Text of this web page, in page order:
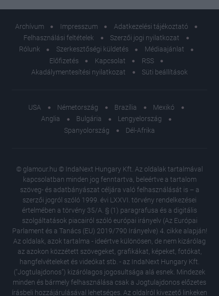
Archívum Impresszum
Adatkezelési tájékoztató
Felhasználási feltételek
Szerzői jogi nyilatkozat
Rólunk
Szerkesztőségi küldetés
Médiaajánlat
Előfizetés
Kapcsolat
RSS
Akadálymentesítési nyilatkozat
Süti beállítások
USA Németország Brazília
Mexikó
Anglia
Bulgária
Lengyelország
Spanyolország
Dél-Afrika
© glamour.hu © IndaNext Hungary Kft. Az oldalak tartalmával
kapcsolatban minden jog fenntartva, beleértve a tartalom
szöveg- és adatbányászat céljára való felhasználását is – a
szerzői jogról szóló 1999. évi LXXVI. törvény rendelkezései
értelmében a törvény 35/A. § (1) paragrafusa és a digitális
szolgáltatások piacairól szóló európai irányelv (Az Európai
Parlament és a Tanács (EU) 2019/790 Irányelve) 4. cikke alapján!
Az oldalak, azok tartalma - ideértve különösen, de nem kizárólag
az azokon közzétett szövegeket, grafikákat, képeket, fotókat,
hangfelvételeket és videókat stb. - az IndaNext Hungary Kft.
("Jogtulajdonos") kizárólagos jogosultsága alá esnek. Mindezek
minden és bármely felhasználása csak a Jogtulajdonos előzetes
írásbeli hozzájárulásával lehetséges. Az oldalról kivezető linkeken